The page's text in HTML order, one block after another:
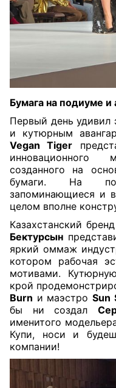
Бумага на подиуме и
Первый день удивил
и кутюрным
Vegan Tiger
инновационного
созданного на
бумаги. На
запоминающиеся и
целом вполне
Казахстанский бренд
Бектурсын
яркий оммаж
котором рабочая
мотивами.
крой
Burn и маэстроSun
бы ни создал
именитого
Купи, носи и
компании!